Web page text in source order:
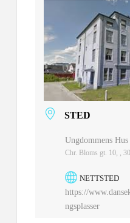
STED
Ungdommens Hus
Chr. Bloms gt. 10, ,
NETTSTED
https://
ngsplasser